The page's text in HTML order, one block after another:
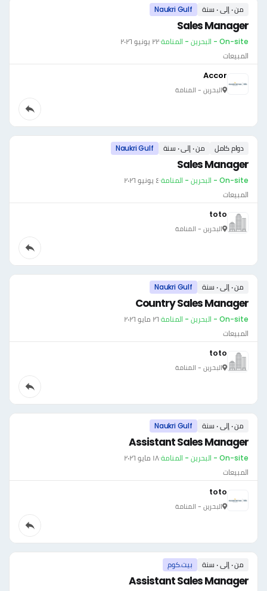
من ٠ إلى ٠ سنة Naukri Gulf
Sales Manager
On-site - البحرين - المنامة ·٢٢ يونيو ٢٠٢٦
المبيعات
Accor
البحرين - المنامة
دوام كامل من ٠ إلى ٠ سنة Naukri Gulf
Sales Manager
On-site - البحرين - المنامة ·٤ يونيو ٢٠٢٦
المبيعات
toto
البحرين - المنامة
من ٠ إلى ٠ سنة Naukri Gulf
Country Sales Manager
On-site - البحرين - المنامة ·٢٦ مايو ٢٠٢٦
المبيعات
toto
البحرين - المنامة
من ٠ إلى ٠ سنة Naukri Gulf
Assistant Sales Manager
On-site - البحرين - المنامة ·١٨ مايو ٢٠٢٦
المبيعات
toto
البحرين - المنامة
من ٠ إلى ٠ سنة بيت.كوم
Assistant Sales Manager